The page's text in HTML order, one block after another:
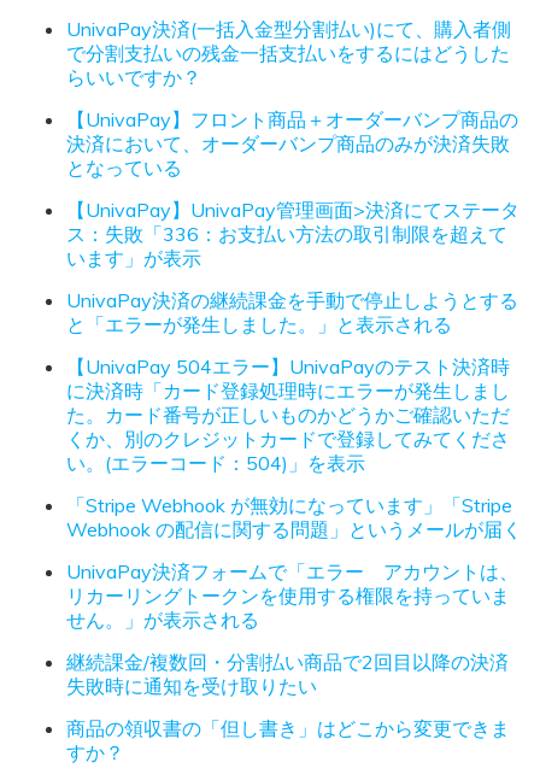
UnivaPay決済(一括入金型分割払い)にて、購入者側
で分割支払いの残金一括支払いをするにはどうした
らいいですか？
【UnivaPay】フロント商品＋オーダーバンプ商品の
決済において、オーダーバンプ商品のみが決済失敗
となっている
【UnivaPay】UnivaPay管理画面>決済にてステータ
ス：失敗「336：お支払い方法の取引制限を超えて
います」が表示
UnivaPay決済の継続課金を手動で停止しようとする
と「エラーが発生しました。」と表示される
【UnivaPay 504エラー】UnivaPayのテスト決済時
に決済時「カード登録処理時にエラーが発生しまし
た。カード番号が正しいものかどうかご確認いただ
くか、別のクレジットカードで登録してみてくださ
い。(エラーコード：504)」を表示
「Stripe Webhook が無効になっています」「Stripe
Webhook の配信に関する問題」というメールが届く
UnivaPay決済フォームで「エラー アカウントは、
リカーリングトークンを使用する権限を持っていま
せん。」が表示される
継続課金/複数回・分割払い商品で2回目以降の決済
失敗時に通知を受け取りたい
商品の領収書の「但し書き」はどこから変更できま
すか？